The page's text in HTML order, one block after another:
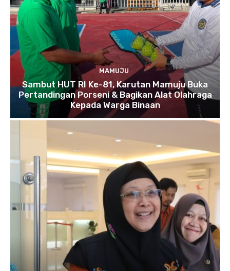
MAMUJU
Sambut HUT RI Ke-81, Karutan Mamuju Buka
Pertandingan Porseni & Bagikan Alat Olahraga
Kepada Warga Binaan